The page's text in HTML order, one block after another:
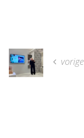
vorige